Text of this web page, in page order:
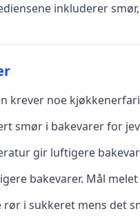
inkluderer
krever noe
smør i bakevarer for
gir luftigere
bakevarer. Mål
rør i sukkeret mens det